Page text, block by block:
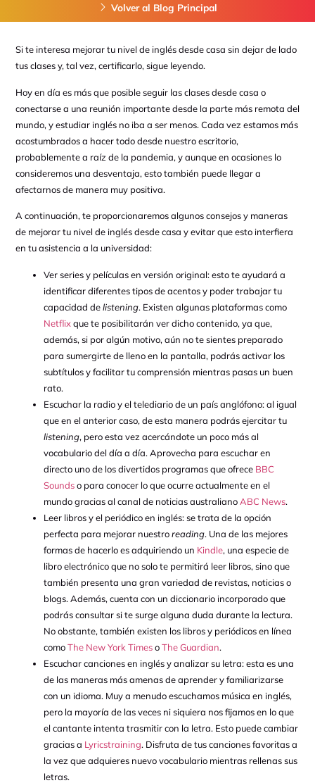
Volver al Blog Principal
Si te interesa mejorar tu nivel de inglés desde casa sin dejar de lado
tus clases y, tal vez, certificarlo, sigue leyendo.
Hoy en día es más que posible seguir las clases desde casa o
conectarse a una reunión importante desde la parte más remota del
mundo, y estudiar inglés no iba a ser menos. Cada vez estamos más
acostumbrados a hacer todo desde nuestro escritorio,
probablemente a raíz de la pandemia, y aunque en ocasiones lo
consideremos una desventaja, esto también puede llegar a
afectarnos de manera muy positiva.
A continuación, te proporcionaremos algunos consejos y maneras
de mejorar tu nivel de inglés desde casa y evitar que esto interfiera
en tu asistencia a la universidad:
Ver series y películas en versión original: esto te ayudará a
identificar diferentes tipos de acentos y poder trabajar tu
capacidad delistening. Existen algunas plataformas como
Netflixque te posibilitarán ver dicho contenido, ya que,
además, si por algún motivo, aún no te sientes preparado
para sumergirte de lleno en la pantalla, podrás activar los
subtítulos y facilitar tu comprensión mientras pasas un buen
rato.
Escuchar la radio y el telediario de un país anglófono: al igual
que en el anterior caso, de esta manera podrás ejercitar tu
listening, pero esta vez acercándote un poco más al
vocabulario del día a día. Aprovecha para escuchar en
directo uno de los divertidos programas que ofrece BBC
Soundso para conocer lo que ocurre actualmente en el
mundo gracias al canal de noticias australianoABC News.
Leer libros y el periódico en inglés: se trata de la opción
perfecta para mejorar nuestroreading. Una de las mejores
formas de hacerlo es adquiriendo un Kindle, una especie de
libro electrónico que no solo te permitirá leer libros, sino que
también presenta una gran variedad de revistas, noticias o
blogs. Además, cuenta con un diccionario incorporado que
podrás consultar si te surge alguna duda durante la lectura.
No obstante, también existen los libros y periódicos en línea
comoThe New York TimesoThe Guardian.
Escuchar canciones en inglés y analizar su letra: esta es una
de las maneras más amenas de aprender y familiarizarse
con un idioma. Muy a menudo escuchamos música en inglés,
pero la mayoría de las veces ni siquiera nos fijamos en lo que
el cantante intenta trasmitir con la letra. Esto puede cambiar
gracias a Lyricstraining. Disfruta de tus canciones favoritas a
la vez que adquieres nuevo vocabulario mientras rellenas sus
letras.